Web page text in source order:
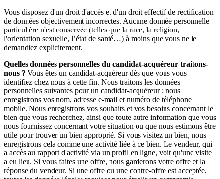
Vous disposez d'un droit d'accès et d'un droit effectif de rectification
de données objectivement incorrectes. Aucune donnée personnelle
particulière n'est conservée (telles que la race, la religion,
l'orientation sexuelle, l’état de santé…) à moins que vous ne le
demandiez explicitement.
Quelles données personnelles du candidat-acquéreur traitons-
nous ? Vous êtes un candidat-acquéreur dès que vous vous
identifiez chez nous à cette fin. Nous traitons les données
personnelles suivantes pour un candidat-acquéreur : nous
enregistrons vos nom, adresse e-mail et numéro de téléphone
mobile. Nous enregistrons vos souhaits et vos besoins concernant le
bien que vous recherchez, ainsi que toute autre information que vous
nous fournissez concernant votre situation ou que nous estimons être
utile pour trouver un bien approprié. Si vous visitez un bien, nous
enregistrons cela comme une activité liée à ce bien. Le vendeur, qui
a accès au rapport d'activité via un profil en ligne, voit qu'une visite
a eu lieu. Si vous faites une offre, nous garderons votre offre et la
réponse du vendeur. Si une offre ou une contre-offre est acceptée,